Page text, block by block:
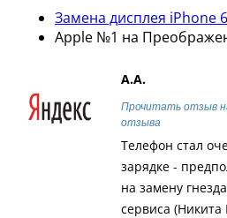
Замена дисплея iPhone 6
Apple №1 на
А.А.
Прочитать отзыв
отзыва
Телефон стал
зарядке -
на замену
сервиса